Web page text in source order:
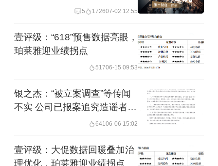
5 172607-02 12:55
壹评级：“618”预售数据亮眼，
珀莱雅迎业绩拐点
51706-15 09:53
银之杰：“被立案调查”等传闻
不实 公司已报案追究造谣者法
64106-06 15:02
壹评级：大促数据回暖叠加治
理优化，珀莱雅迎业绩拐点